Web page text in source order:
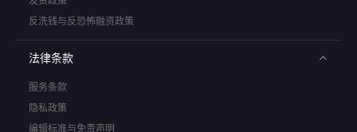
反洗钱与反恐怖融资政策
法律条款
服务条款
隐私政策
编辑标准与免责声明